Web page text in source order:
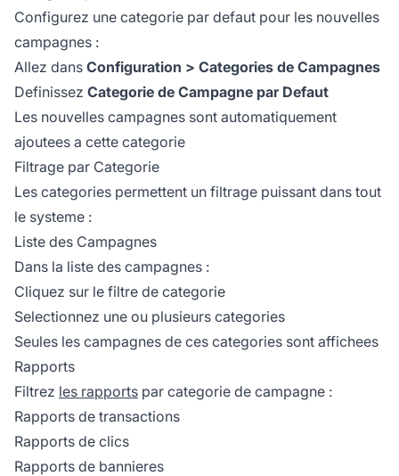
Configurez une categorie par defaut pour les nouvelles
campagnes :
Allez dans Configuration > Categories de Campagnes
Definissez Categorie de Campagne par Defaut
Les nouvelles campagnes sont automatiquement
ajoutees a cette categorie
Filtrage par Categorie
Les categories permettent un filtrage puissant dans tout
le systeme :
Liste des Campagnes
Dans la liste des campagnes :
Cliquez sur le filtre de categorie
Selectionnez une ou plusieurs categories
Seules les campagnes de ces categories sont affichees
Rapports
Filtrez les rapports par categorie de campagne :
Rapports de transactions
Rapports de clics
Rapports de bannieres